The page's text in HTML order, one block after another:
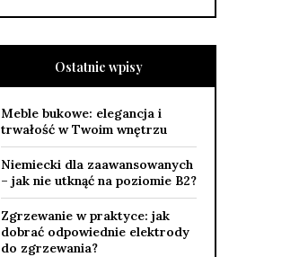
Ostatnie wpisy
Meble bukowe: elegancja i
trwałość w Twoim wnętrzu
Niemiecki dla zaawansowanych
– jak nie utknąć na poziomie B2?
Zgrzewanie w praktyce: jak
dobrać odpowiednie elektrody
do zgrzewania?